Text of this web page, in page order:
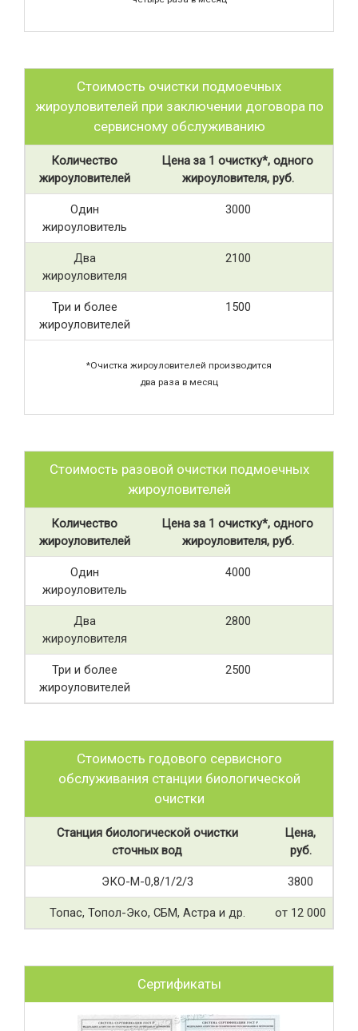
Стоимость очистки подмоечных
жироуловителей при заключении договора по
сервисному обслуживанию
Количество
жироуловителей
Цена за 1 очистку*, одного
жироуловителя, руб.
Один
жироуловитель
3000
Два
жироуловителя
2100
Три и более
жироуловителей
1500
*Очистка жироуловителей производится
два раза в месяц
Стоимость разовой очистки подмоечных
жироуловителей
Количество
жироуловителей
Цена за 1 очистку*, одного
жироуловителя, руб.
Один
жироуловитель
4000
Два
жироуловителя
2800
Три и более
жироуловителей
2500
Стоимость годового сервисного
обслуживания станции биологической
очистки
Станция биологической очистки
сточных вод
Цена,
руб.
ЭКО-М-0,8/1/2/3 3800
Топас, Топол-Эко, СБМ, Астра и др. от 12 000
Сертификаты